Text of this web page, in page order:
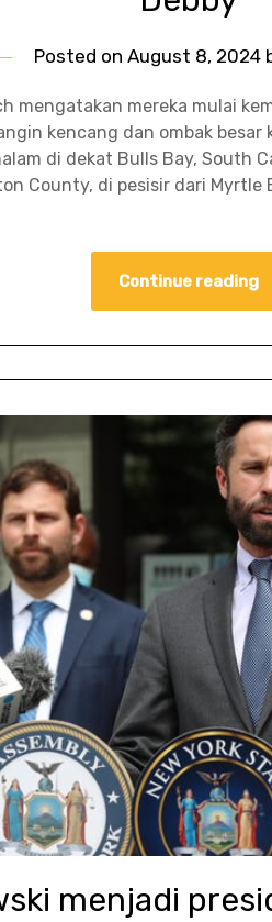
Posted on August 8, 2024
mengatakan mereka mulai
kencang dan ombak
di dekat Bulls Bay, South
County, di pesisir dari
Continue reading
menjadi